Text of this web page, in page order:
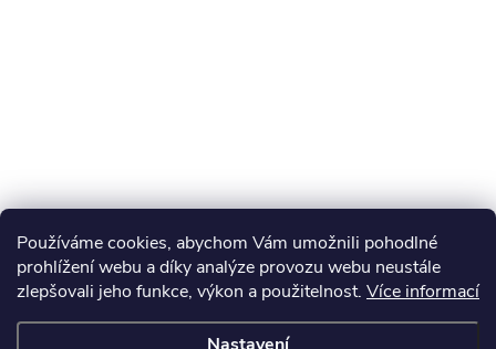
Používáme cookies, abychom Vám umožnili pohodlné
prohlížení webu a díky analýze provozu webu neustále
zlepšovali jeho funkce, výkon a použitelnost. Více informací